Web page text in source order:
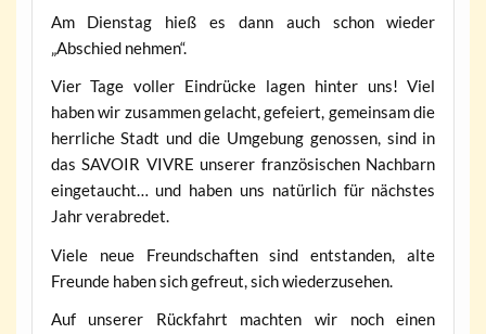
Am Dienstag hieß es dann auch schon wieder
„Abschied nehmen“.
Vier Tage voller Eindrücke lagen hinter uns! Viel
haben wir zusammen gelacht, gefeiert, gemeinsam die
herrliche Stadt und die Umgebung genossen, sind in
das SAVOIR VIVRE unserer französischen Nachbarn
eingetaucht… und haben uns natürlich für nächstes
Jahr verabredet.
Viele neue Freundschaften sind entstanden, alte
Freunde haben sich gefreut, sich wiederzusehen.
Auf unserer Rückfahrt machten wir noch einen